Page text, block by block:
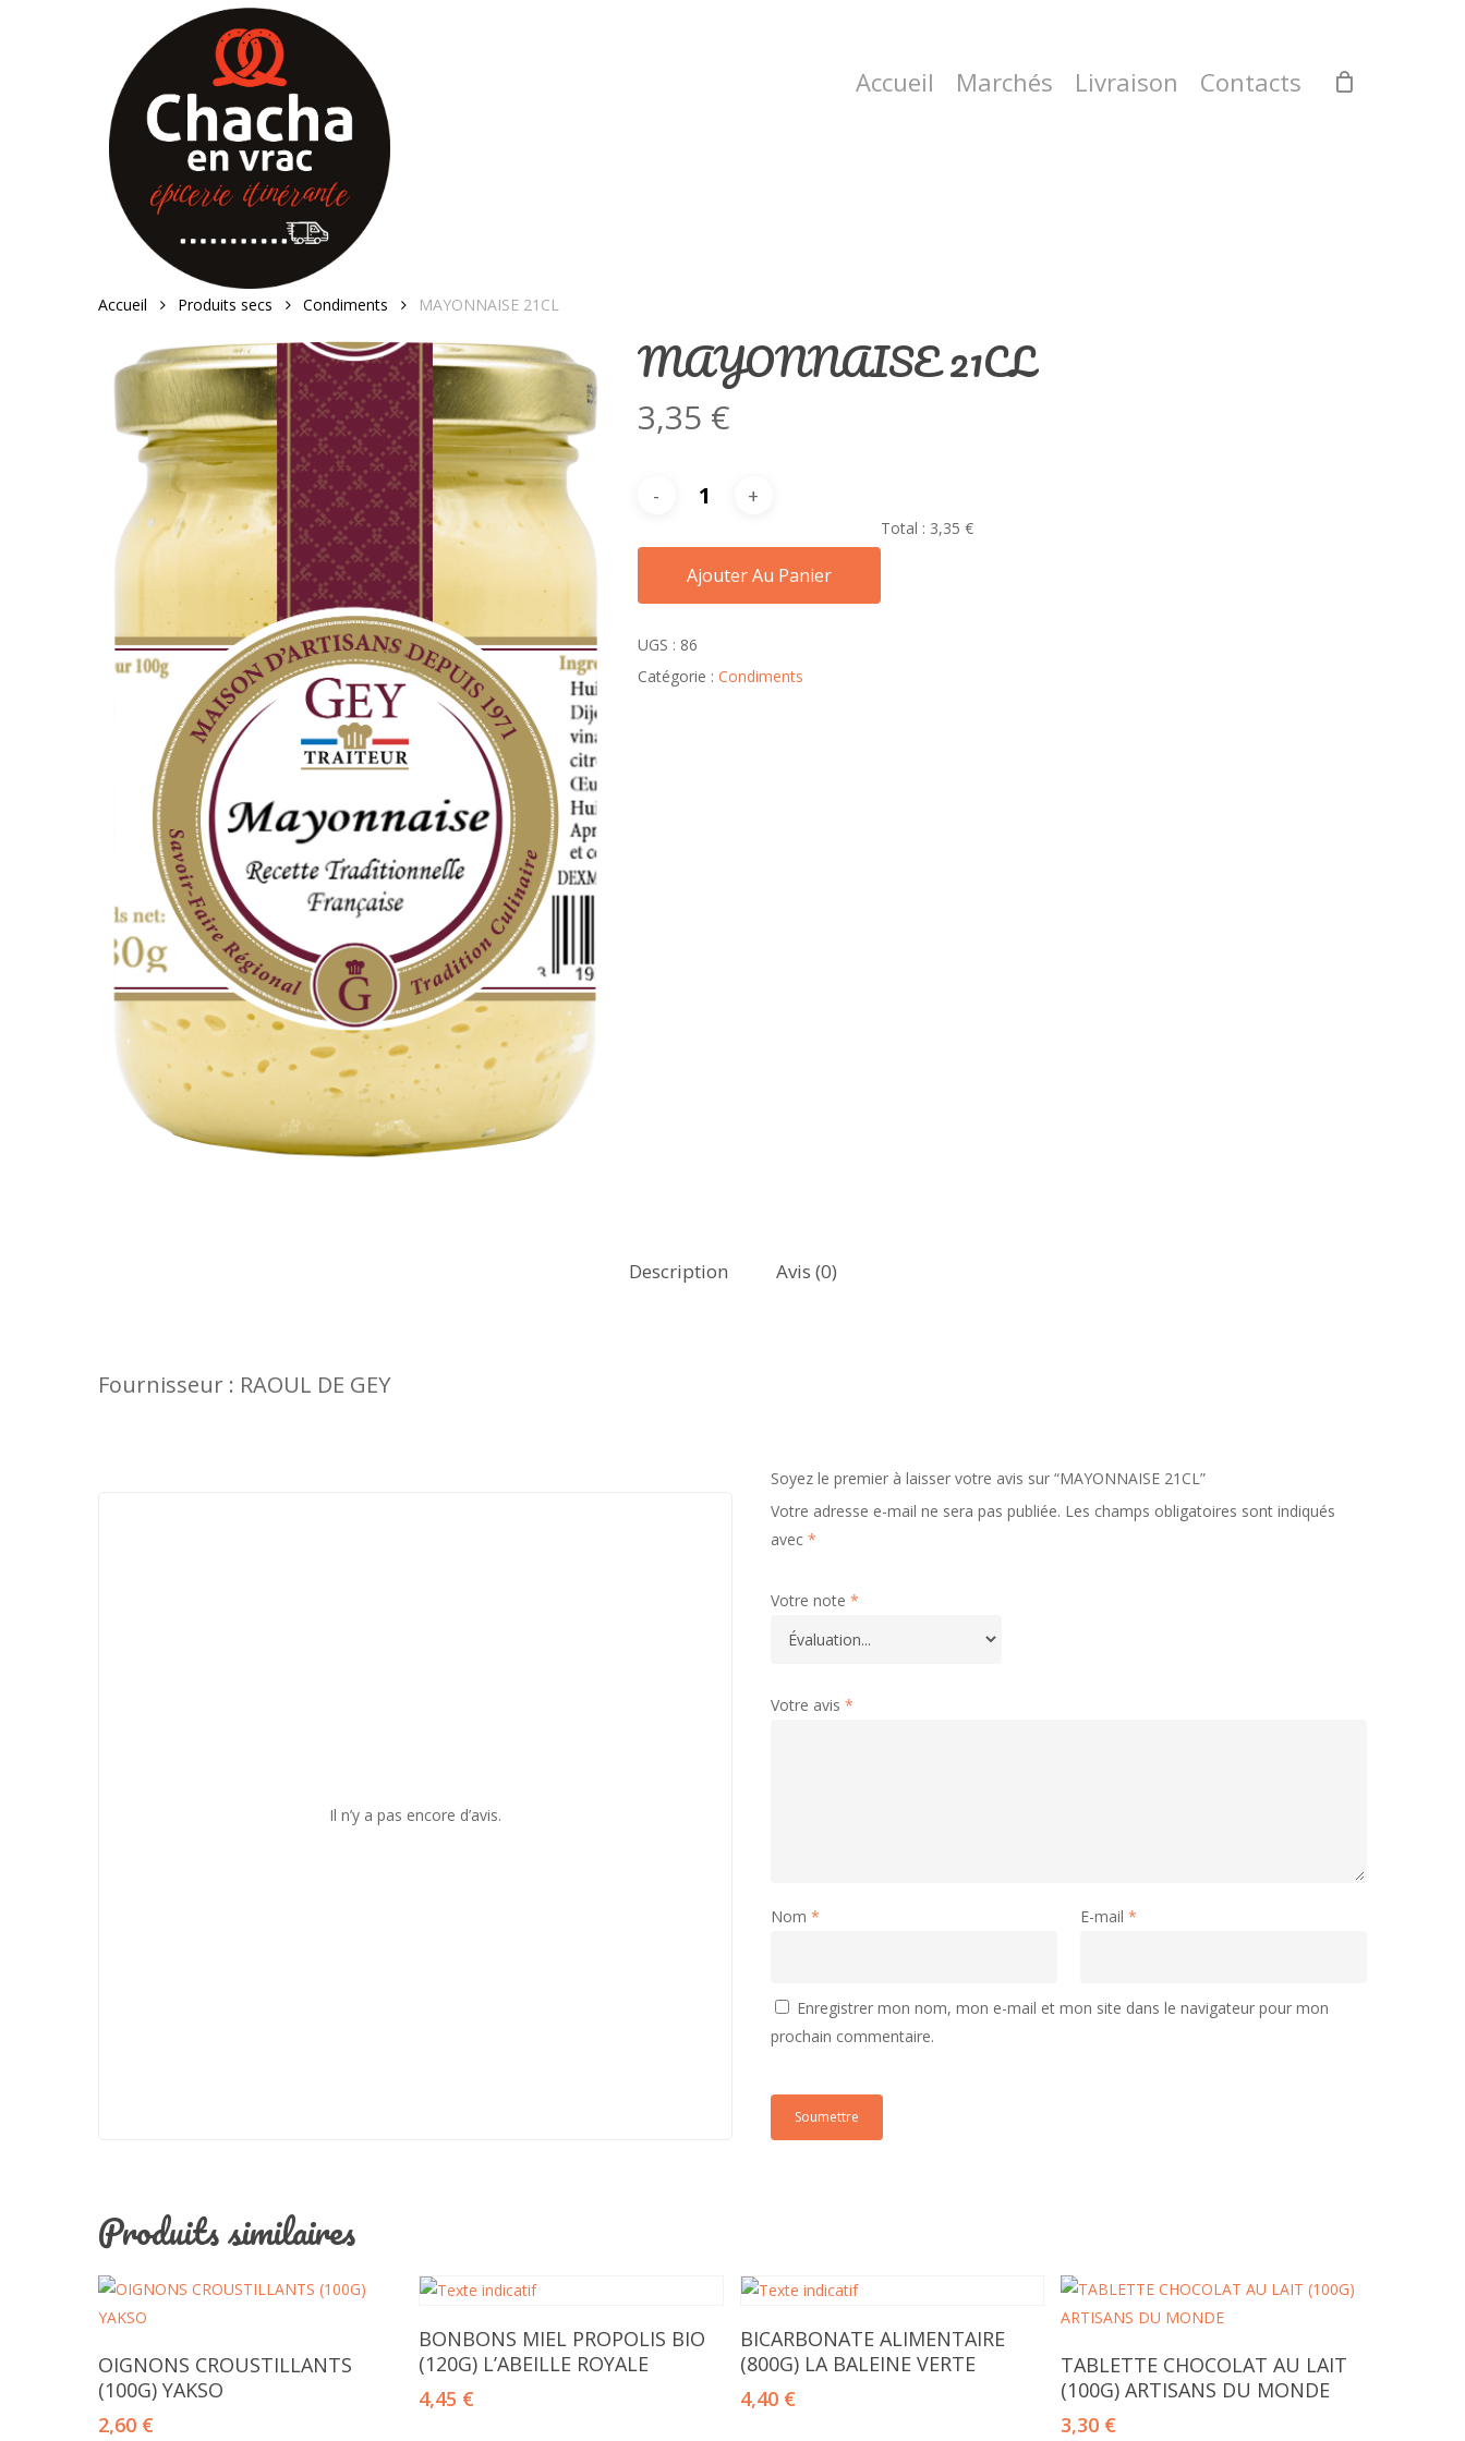
Accueil Marchés Livraison Contacts
Accueil Produits secs Condiments MAYONNAISE 21CL
MAYONNAISE 21CL
3,35 €
Ajouter Au Panier
Total : 3,35 €
UGS : 86
Catégorie : Condiments
Description Avis (0)
Fournisseur : RAOUL DE GEY
Il n’y a pas encore d’avis.
Soyez le premier à laisser votre avis sur “MAYONNAISE 21CL”
Votre adresse e-mail ne sera pas publiée. Les champs obligatoires sont indiqués
avec *
Votre note *
Votre avis *
Nom * E-mail*
Enregistrer mon nom, mon e-mail et mon site dans le navigateur pour mon
prochain commentaire.
Produits similaires
Ajouter Au Panier
OIGNONS CROUSTILLANTS
(100G) YAKSO
2,60 €
Ajouter Au Panier
BONBONS MIEL PROPOLIS BIO
(120G) L’ABEILLE ROYALE
4,45 €
Ajouter Au Panier
BICARBONATE ALIMENTAIRE
(800G) LA BALEINE VERTE
4,40 €
Ajouter Au Panier
TABLETTE CHOCOLAT AU LAIT
(100G) ARTISANS DU MONDE
3,30 €